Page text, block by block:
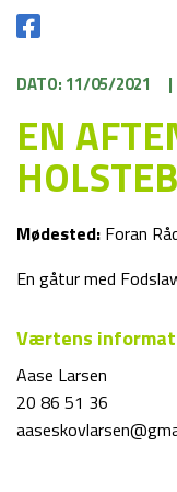
DATO: 11/05/2021 |
EN
Mødested: Foran
En gåtur med
Værtens
Aase Larsen
20 86 51 36